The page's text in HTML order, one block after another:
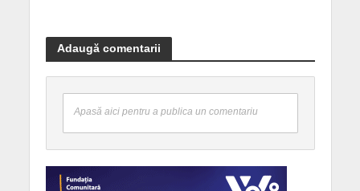
Adaugă comentarii
Apasă aici pentru a publica un comentariu